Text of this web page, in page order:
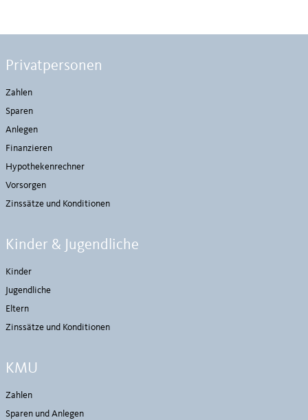
Privatpersonen
Zahlen
Sparen
Anlegen
Finanzieren
Hypothekenrechner
Vorsorgen
Zinssätze und Konditionen
Kinder & Jugendliche
Kinder
Jugendliche
Eltern
Zinssätze und Konditionen
KMU
Zahlen
Sparen und Anlegen